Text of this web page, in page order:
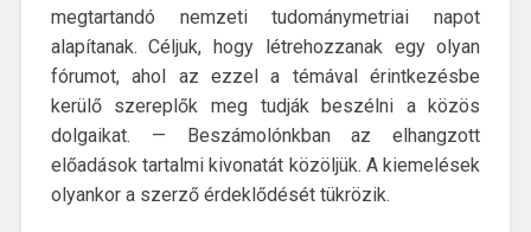
megtartandó nemzeti tudománymetriai napot
alapítanak. Céljuk, hogy létrehozzanak egy olyan
fórumot, ahol az ezzel a témával érintkezésbe
kerülő szereplők meg tudják beszélni a közös
dolgaikat. — Beszámolónkban az elhangzott
előadások tartalmi kivonatát közöljük. A kiemelések
olyankor a szerző érdeklődését tükrözik.